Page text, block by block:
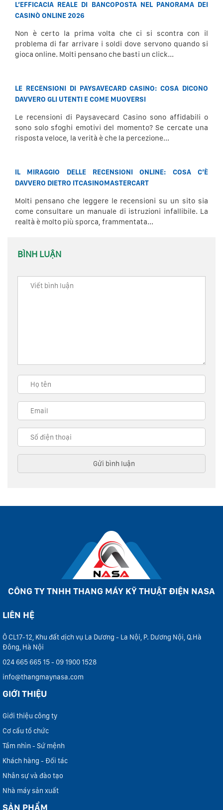
L’EFFICACIA REALE DI BANCOPOSTA NEL PANORAMA DEI
CASINÒ ONLINE 2026
Non è certo la prima volta che ci si scontra con il
problema di far arrivare i soldi dove servono quando si
gioca online. Molti pensano che basti un click...
LE RECENSIONI DI PAYSAVECARD CASINO: COSA DICONO
DAVVERO GLI UTENTI E COME MUOVERSI
Le recensioni di Paysavecard Casino sono affidabili o
sono solo sfoghi emotivi del momento? Se cercate una
risposta veloce, la verità è che la percezione...
IL MIRAGGIO DELLE RECENSIONI ONLINE: COSA C’È
DAVVERO DIETRO ITCASINOMASTERCART
Molti pensano che leggere le recensioni su un sito sia
come consultare un manuale di istruzioni infallibile. La
realtà è molto più sporca, frammentata...
BÌNH LUẬN
CÔNG TY TNHH THANG MÁY KỸ THUẬT ĐIỆN NASA
LIÊN HỆ
Ô CL17-12, Khu đất dịch vụ La Dương - La Nội, P. Dương Nội, Q.Hà
Đông, Hà Nội
024 665 665 15 - 09 1900 1528
info@thangmaynasa.com
GIỚI THIỆU
Giới thiệu công ty
Cơ cấu tổ chức
Tầm nhìn - Sứ mệnh
Khách hàng - Đối tác
Nhân sự và đào tạo
Nhà máy sản xuất
SẢN PHẨM